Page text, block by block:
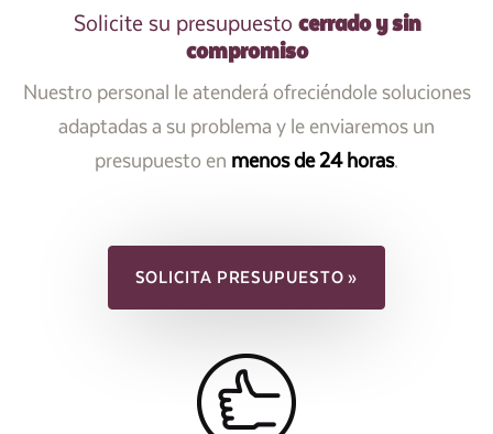
Solicite su presupuesto cerrado y sin
compromiso
Nuestro personal le atenderá ofreciéndole soluciones
adaptadas a su problema y le enviaremos un
presupuesto en menos de 24 horas.
SOLICITA PRESUPUESTO »